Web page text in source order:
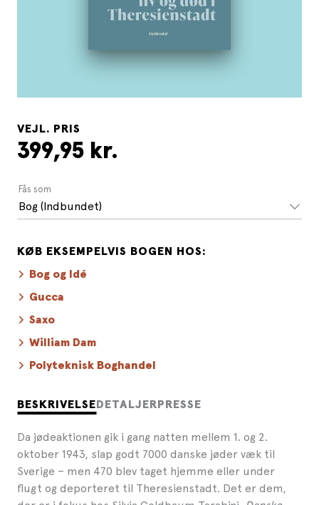
BESKRIVELSE DETALJER PRESSE
Da jødeaktionen gik i gang natten mellem 1. og 2.
oktober 1943, slap godt 7000 danske jøder væk til
Sverige – men 470 blev taget hjemme eller under
flugt og deporteret til Theresienstadt. Det er dem,
VEJL. PRIS
399,95 kr.
Fås som
Bog (Indbundet)
KØB EKSEMPELVIS BOGEN HOS:
Bog og Idé
Gucca
Saxo
William Dam
Polyteknisk Boghandel